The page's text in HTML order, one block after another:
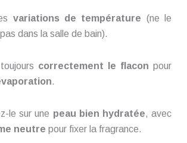
variations de température (ne le
dans la salle de bain).
correctement le flacon pour
.
le sur une peau bien hydratée, avec
neutre pour fixer la fragrance.